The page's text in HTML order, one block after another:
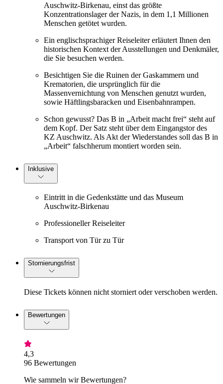
Auschwitz-Birkenau, einst das größte
Konzentrationslager der Nazis, in dem 1,1 Millionen
Menschen getötet wurden.
Ein englischsprachiger Reiseleiter erläutert Ihnen den
historischen Kontext der Ausstellungen und Denkmäler,
die Sie besuchen werden.
Besichtigen Sie die Ruinen der Gaskammern und
Krematorien, die ursprünglich für die
Massenvernichtung von Menschen genutzt wurden,
sowie Häftlingsbaracken und Eisenbahnrampen.
Schon gewusst? Das B in „Arbeit macht frei“ steht auf
dem Kopf. Der Satz steht über dem Eingangstor des
KZ Auschwitz. Als Akt der Wiederstandes soll das B in
„Arbeit“ falschherum montiert worden sein.
Inklusive
Eintritt in die Gedenkstätte und das Museum
Auschwitz-Birkenau
Professioneller Reiseleiter
Transport von Tür zu Tür
Stornierungsfrist
Diese Tickets können nicht storniert oder verschoben werden.
Bewertungen
4,3
96 Bewertungen
Wie sammeln wir Bewertungen?